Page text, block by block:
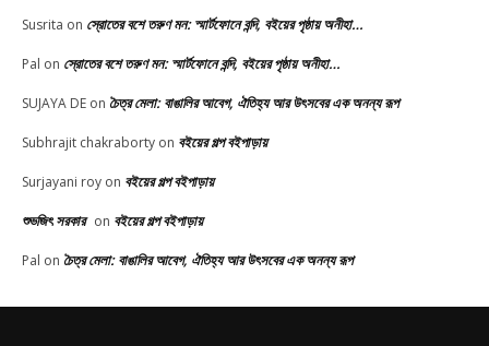
Susrita on স্রোতের বশে তরুণ মন: স্মার্টফোনে বন্দি, বইয়ের পৃষ্ঠায় অনীহা…
Pal on স্রোতের বশে তরুণ মন: স্মার্টফোনে বন্দি, বইয়ের পৃষ্ঠায় অনীহা…
SUJAYA DE on চৈত্র মেলা: বাঙালির আবেগ, ঐতিহ্য আর উৎসবের এক অনন্য রূপ
Subhrajit chakraborty on বইয়ের গল্প বইপাড়ায়
Surjayani roy on বইয়ের গল্প বইপাড়ায়
শুভজিৎ সরকার on বইয়ের গল্প বইপাড়ায়
Pal on চৈত্র মেলা: বাঙালির আবেগ, ঐতিহ্য আর উৎসবের এক অনন্য রূপ